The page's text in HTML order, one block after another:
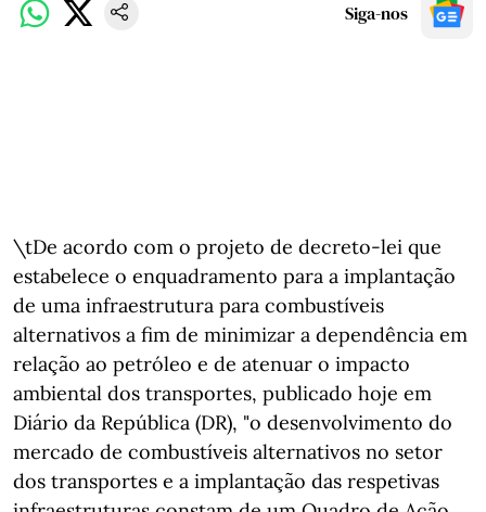
Siga-nos
\tDe acordo com o projeto de decreto-lei que
estabelece o enquadramento para a implantação
de uma infraestrutura para combustíveis
alternativos a fim de minimizar a dependência em
relação ao petróleo e de atenuar o impacto
ambiental dos transportes, publicado hoje em
Diário da República (DR), "o desenvolvimento do
mercado de combustíveis alternativos no setor
dos transportes e a implantação das respetivas